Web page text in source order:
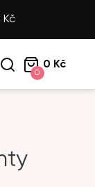
Kč
0
0 Kč